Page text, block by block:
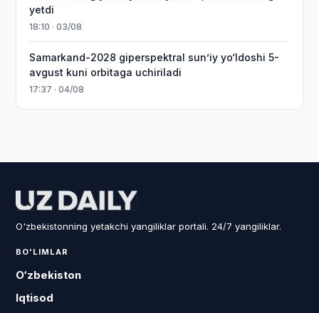
yetdi
18:10 · 03/08
Samarkand-2028 giperspektral sun’iy yo‘ldoshi 5-
avgust kuni orbitaga uchiriladi
17:37 · 04/08
O'zbekistonning yetakchi yangiliklar portali. 24/7 yangiliklar.
BO'LIMLAR
O‘zbekiston
Iqtisod